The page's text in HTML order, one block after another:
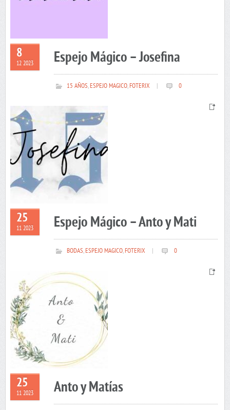
8
12 2023 Espejo Mágico – Josefina
15 AÑOS,ESPEJO MAGICO,FOTERIX 0
25
11 2023 Espejo Mágico – Anto y Mati
BODAS,ESPEJO MAGICO,FOTERIX 0
25
11 2023 Anto y Matías